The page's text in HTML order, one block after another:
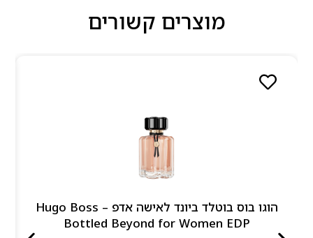
מוצרים קשורים
הוגו בוס בוטלד ביונד לאישה אדפ – Hugo Boss
Bottled Beyond for Women EDP